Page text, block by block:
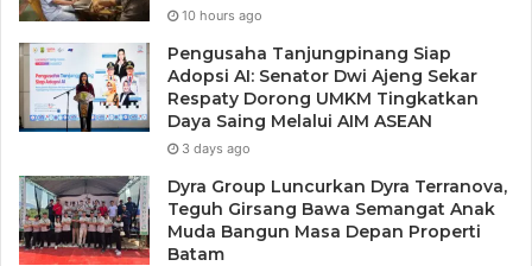
10 hours ago
Pengusaha Tanjungpinang Siap
Adopsi AI: Senator Dwi Ajeng Sekar
Respaty Dorong UMKM Tingkatkan
Daya Saing Melalui AIM ASEAN
3 days ago
Dyra Group Luncurkan Dyra Terranova,
Teguh Girsang Bawa Semangat Anak
Muda Bangun Masa Depan Properti
Batam